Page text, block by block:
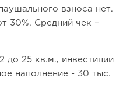
взноса нет.
30%. Средний чек –
до 25 кв.м., инвестиции
наполнение - 30 тыс.